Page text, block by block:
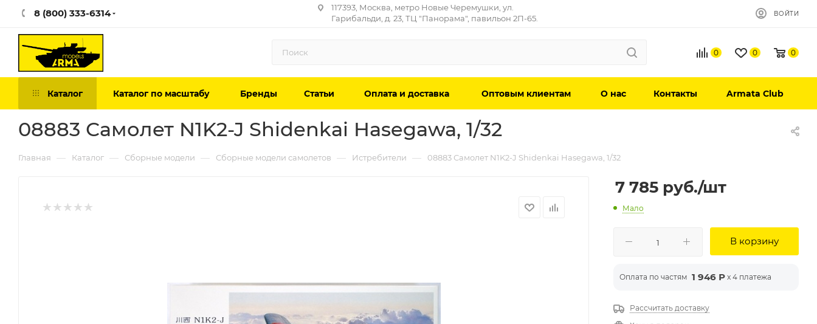
8 (800) 333-6314
117393, Москва, метро Новые Черемушки, ул.
Гарибальди, д. 23, ТЦ "Панорама", павильон 2П-65.
ВОЙТИ
0 0 0
Каталог Каталог по масштабу Бренды Статьи Оплата и доставка Оптовым клиентам О нас Контакты Armata Club
08883 Самолет N1K2-J Shidenkai Hasegawa, 1/32
Главная — Каталог — Сборные модели — Сборные модели самолетов — Истребители — 08883 Самолет N1K2-J Shidenkai Hasegawa, 1/32
7 785 руб./шт
Мало
В корзину
Оплата по частям 1 946 Р x 4 платежа
Рассчитать доставку